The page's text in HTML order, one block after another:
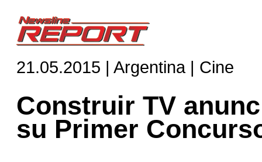
21.05.2015 | Argentina | Cine
Construir TV
su Primer